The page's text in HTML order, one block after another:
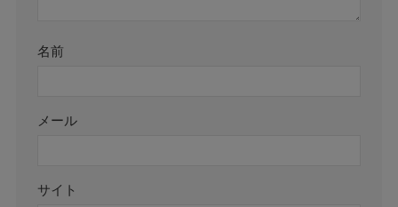
名前
メール
サイト